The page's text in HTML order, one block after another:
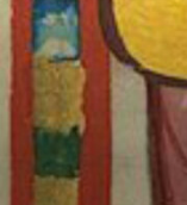
Saltar
contenido